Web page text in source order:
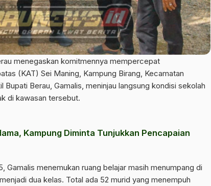
menegaskan komitmennya mempercepat
(KAT) Sei Maning, Kampung Birang, Kecamatan
Bupati Berau, Gamalis, meninjau langsung kondisi sekolah
di kawasan tersebut.
Kampung Diminta Tunjukkan Pencapaian
Gamalis menemukan ruang belajar masih menumpang di
dua kelas. Total ada 52 murid yang menempuh